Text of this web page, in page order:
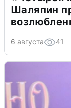
Шаляпин
6 августа 41